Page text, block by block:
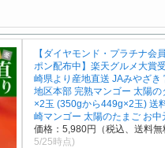
【ダイヤモンド・プラチナ会
ポン配布中】楽天グルメ大賞
崎県より産地直送 JAみやざき
地区本部 完熟マンゴー 太陽の
×2玉 (350gから449g×2玉) 送
崎マンゴー 太陽のたまご お中
価格：5,980円（税込、送料無
5/25時点)